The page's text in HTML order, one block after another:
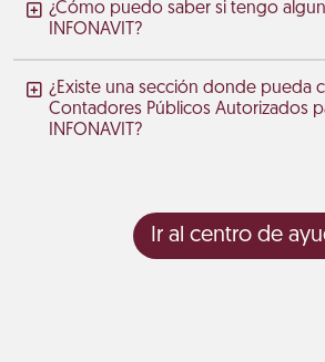
¿Cómo puedo saber si tengo
INFONAVIT?
¿Existe una sección donde pueda
Contadores Públicos Autorizados
INFONAVIT?
Ir al centro de